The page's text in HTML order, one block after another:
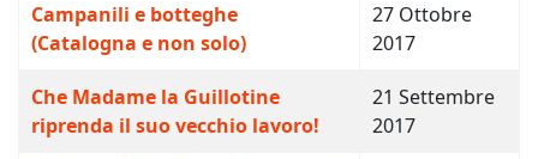
Campanili e botteghe
(Catalogna e non solo)
27 Ottobre
2017
Che Madame la Guillotine
riprenda il suo vecchio lavoro!
21 Settembre
2017